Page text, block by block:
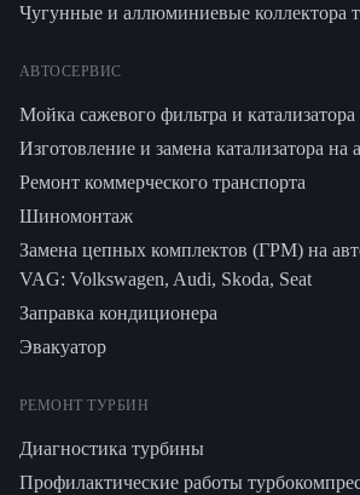
Чугунные и аллюминиевые коллектора
АВТОСЕРВИС
Мойка сажевого фильтра и катализатора
Изготовление и замена катализатора на
Ремонт коммерческого транспорта
Шиномонтаж
Замена цепных комплектов (ГРМ) на
VAG: Volkswagen, Audi, Skoda, Seat
Заправка кондиционера
Эвакуатор
РЕМОНТ ТУРБИН
Диагностика турбины
Профилактические работы